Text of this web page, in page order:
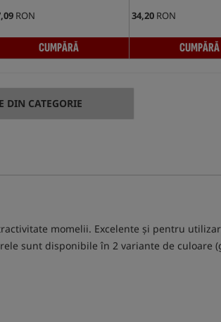
RON
CUMPĂRĂ
34,20RON
CUMPĂRĂ
DIN CATEGORIE
momelii. Excelente și pentru
sunt disponibile în 2 variante de culoare